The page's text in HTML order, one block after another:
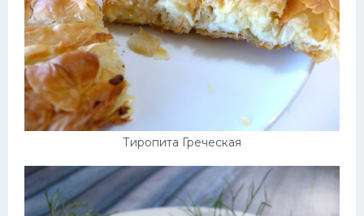
Тиропита Греческая